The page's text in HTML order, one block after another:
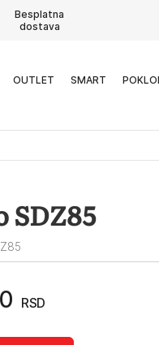
Besplatna
dostava
OUTLET SMART
SDZ85
RSD